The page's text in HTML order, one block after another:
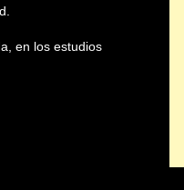
en los estudios